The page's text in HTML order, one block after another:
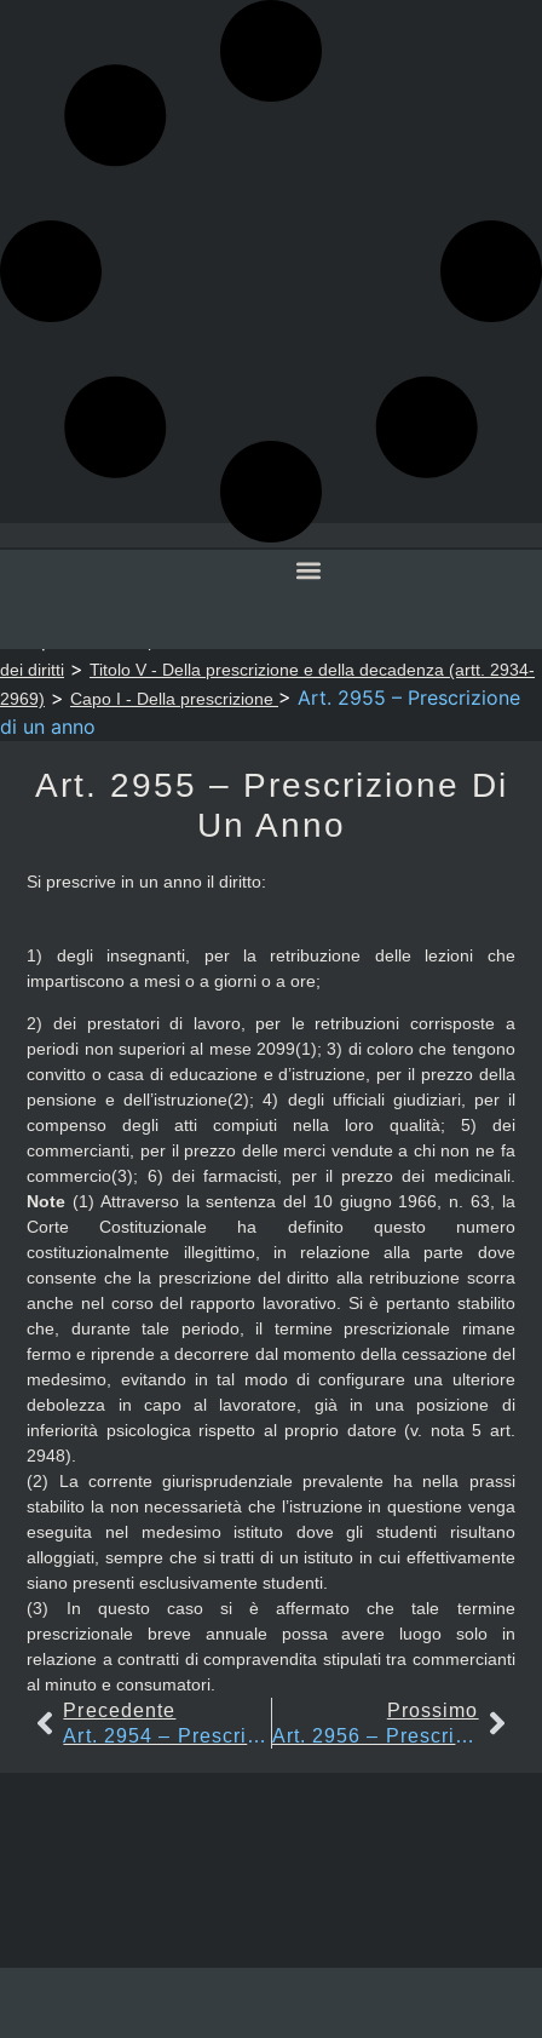
dei diritti > Titolo V - Della prescrizione e della decadenza (artt. 2934-
2969) > Capo I - Della prescrizione > Art. 2955 – Prescrizione
di un anno
Art. 2955 – Prescrizione Di
Un Anno
Si prescrive in un anno il diritto:
1) degli insegnanti, per la retribuzione delle lezioni che
impartiscono a mesi o a giorni o a ore;
2) dei prestatori di lavoro, per le retribuzioni corrisposte a
periodi non superiori al mese 2099(1); 3) di coloro che tengono
convitto o casa di educazione e d’istruzione, per il prezzo della
pensione e dell’istruzione(2); 4) degli ufficiali giudiziari, per il
compenso degli atti compiuti nella loro qualità;
5) dei
commercianti, per il prezzo delle merci vendute a chi non ne fa
commercio(3); 6) dei farmacisti, per il prezzo dei medicinali.
Note (1) Attraverso la sentenza del 10 giugno 1966, n. 63, la
Corte Costituzionale ha definito questo numero
costituzionalmente illegittimo, in relazione alla parte dove
consente che la prescrizione del diritto alla retribuzione scorra
anche nel corso del rapporto lavorativo. Si è pertanto stabilito
che, durante tale periodo, il termine prescrizionale rimane
fermo e riprende a decorrere dal momento della cessazione del
medesimo, evitando in tal modo di configurare una ulteriore
debolezza in capo al lavoratore, già in una posizione di
inferiorità psicologica rispetto al proprio datore (v. nota 5 art.
2948).
(2)
La corrente giurisprudenziale prevalente ha nella prassi
stabilito la non necessarietà che l’istruzione in questione venga
eseguita nel medesimo istituto dove gli studenti risultano
alloggiati, sempre che si tratti di un istituto in cui effettivamente
siano presenti esclusivamente studenti.
(3)
In questo caso si è affermato che tale termine
prescrizionale breve annuale possa avere luogo solo in
relazione a contratti di compravendita stipulati tra commercianti
al minuto e consumatori.
Precedente
Art. 2954 – Prescrizione Di Sei Mesi
Prossimo
Art. 2956 – Prescrizione Di Tre Anni